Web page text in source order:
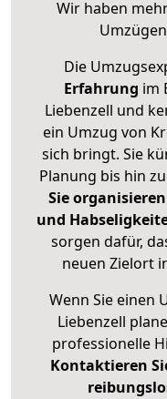
Wir haben
Die
Erfahrung im
Liebenzell und
ein Umzug von
sich bringt. Sie
Planung bis hin
Sie
und
sorgen dafür,
neuen Zielort
Wenn Sie einen
Liebenzell
professionelle
Kontaktieren